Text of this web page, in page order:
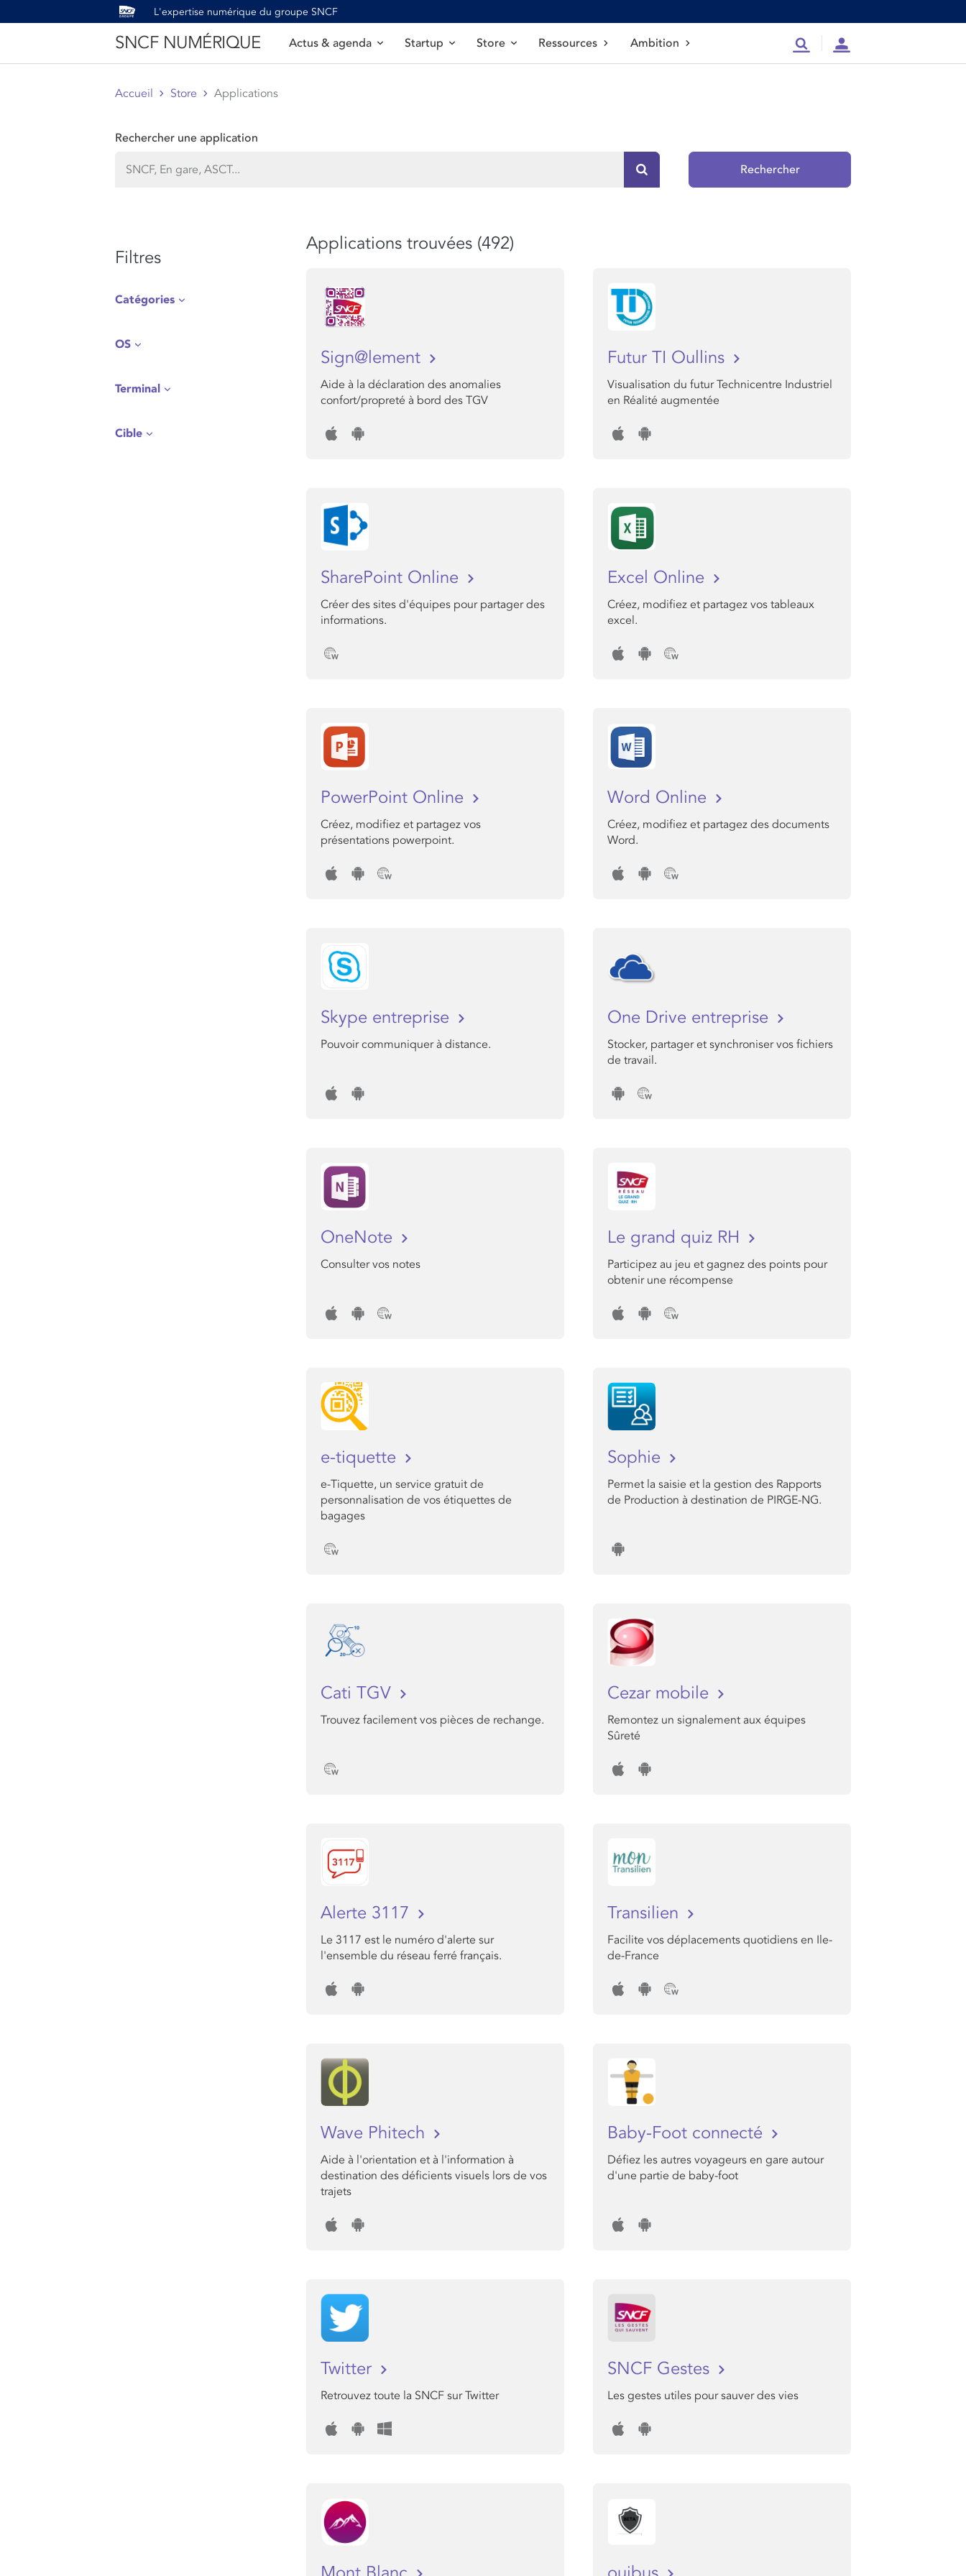
L'expertise numérique du groupe SNCF
SNCF NUMÉRIQUE Actus & agenda Startup Store Ressources Ambition RechercheCompte
Accueil Store Applications
Rechercher une application
Rechercher sur le site
Rechercher
Filtres
Catégories
OS
Terminal
Cible
Applications trouvées (492)
Sign@lement
Aide à la déclaration des anomalies
confort/propreté à bord des TGV
Futur TI Oullins
Visualisation du futur Technicentre Industriel
en Réalité augmentée
SharePoint Online
Créer des sites d'équipes pour partager des
informations.
Excel Online
Créez, modifiez et partagez vos tableaux
excel.
PowerPoint Online
Créez, modifiez et partagez vos
présentations powerpoint.
Word Online
Créez, modifiez et partagez des documents
Word.
Skype entreprise
Pouvoir communiquer à distance.
One Drive entreprise
Stocker, partager et synchroniser vos fichiers
de travail.
OneNote
Consulter vos notes
Le grand quiz RH
Participez au jeu et gagnez des points pour
obtenir une récompense
e-tiquette
e-Tiquette, un service gratuit de
personnalisation de vos étiquettes de
bagages
Sophie
Permet la saisie et la gestion des Rapports
de Production à destination de PIRGE-NG.
Cati TGV
Trouvez facilement vos pièces de rechange.
Cezar mobile
Remontez un signalement aux équipes
Sûreté
Alerte 3117
Le 3117 est le numéro d'alerte sur
l'ensemble du réseau ferré français.
Transilien
Facilite vos déplacements quotidiens en Ile-
de-France
Wave Phitech
Aide à l'orientation et à l'information à
destination des déficients visuels lors de vos
trajets
Baby-Foot connecté
Défiez les autres voyageurs en gare autour
d'une partie de baby-foot
Twitter
Retrouvez toute la SNCF sur Twitter
SNCF Gestes
Les gestes utiles pour sauver des vies